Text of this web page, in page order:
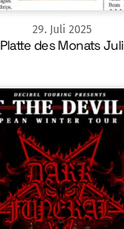
29. Juli 2025
Platte des Monats Juli